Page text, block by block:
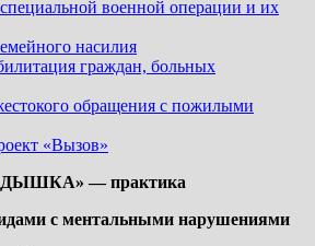
военной операции и их
насилия
граждан, больных
обращения с пожилыми
«Вызов»
— практика
с ментальными нарушениями